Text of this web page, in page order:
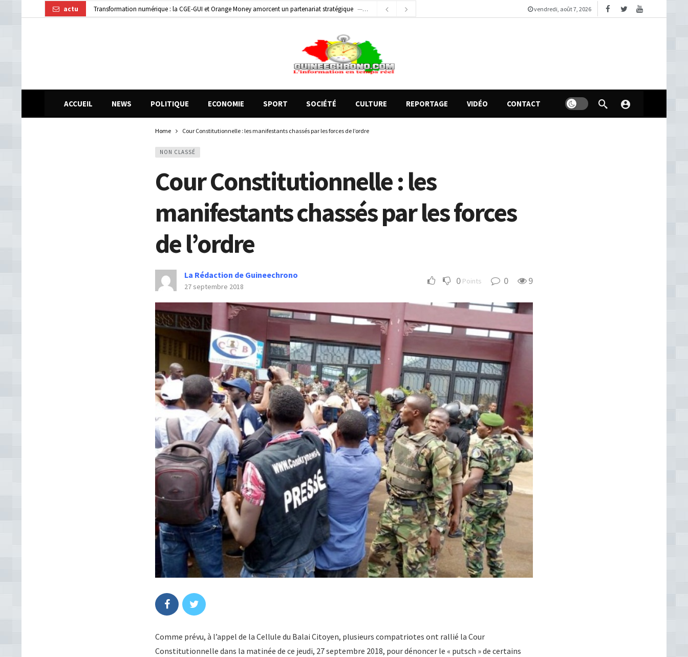
actu Transformation numérique : la CGE-GUI et Orange Money amorcent un partenariat stratégique 1 jour ago
6 heures ago
vendredi, août 7, 2026
ACCUEIL NEWS POLITIQUE ECONOMIE SPORT SOCIÉTÉ CULTURE REPORTAGE VIDÉO CONTACT
Home Cour Constitutionnelle : les manifestants chassés par les forces de l’ordre
NON CLASSÉ
Cour Constitutionnelle : les
manifestants chassés par les forces
de l’ordre
La Rédaction de Guineechrono
27 septembre 2018 0 Points 0 9
Comme prévu, à l’appel de la Cellule du Balai Citoyen, plusieurs compatriotes ont rallié la Cour
Constitutionnelle dans la matinée de ce jeudi, 27 septembre 2018, pour dénoncer le « putsch » de certains